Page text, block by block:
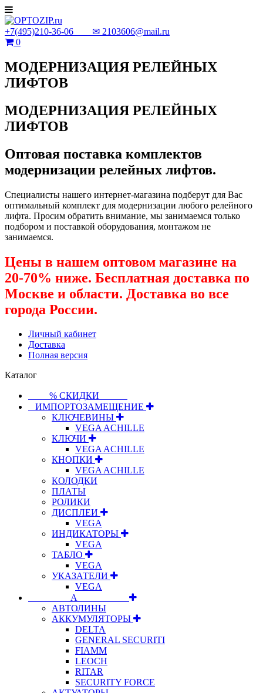
+7(495)210-36-06 ✉ 2103606@mail.ru
0
МОДЕРНИЗАЦИЯ РЕЛЕЙНЫХ
ЛИФТОВ
МОДЕРНИЗАЦИЯ РЕЛЕЙНЫХ
ЛИФТОВ
Оптовая поставка комплектов
модернизации релейных лифтов.
Специалисты нашего интернет-магазина подберут для Вас
оптимальный комплект для модернизации любого релейного
лифта. Просим обратить внимание, мы занимаемся только
подбором и поставкой оборудования, монтажом не
занимаемся.
Цены в нашем оптовом магазине на
20-70% ниже. Бесплатная доставка по
Москве и области. Доставка во все
города России.
Личный кабинет
Доставка
Полная версия
Каталог
⠀⠀⠀% СКИДКИ⠀⠀⠀⠀
⠀ИМПОРТОЗАМЕЩЕНИЕ
КЛЮЧЕВИНЫ
VEGA ACHILLE
КЛЮЧИ
VEGA ACHILLE
КНОПКИ
VEGA ACHILLE
КОЛОДКИ
ПЛАТЫ
РОЛИКИ
ДИСПЛЕИ
VEGA
ИНДИКАТОРЫ
VEGA
ТАБЛО
VEGA
УКАЗАТЕЛИ
VEGA
⠀⠀⠀⠀⠀⠀А⠀⠀⠀⠀⠀⠀⠀
АВТОЛИНЫ
АККУМУЛЯТОРЫ
DELTA
GENERAL SECURITI
FIAMM
LEOCH
RITAR
SECURITY FORCE